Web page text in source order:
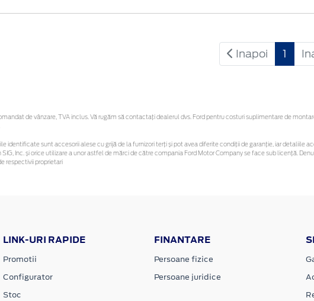
Inapoi 1
de vânzare, TVA inclus. Vă rugăm să contactaţi dealerul dvs. Ford pentru costuri suplimentare de
identificate sunt accesorii alese cu grijă de la furnizori terți și pot avea diferite condiții de garanție, iar detaliile
SIG, Inc. și orice utilizare a unor astfel de mărci de către compania Ford Motor Company se face sub licență.
respectivii proprietari
LINK-URI RAPIDE
Promotii
Configurator
Stoc
FINANTARE
Persoane fizice
Persoane juridice